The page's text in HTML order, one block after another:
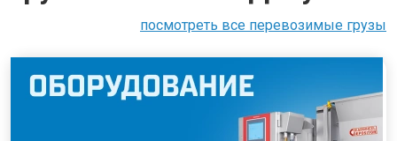
посмотреть все перевозимые грузы